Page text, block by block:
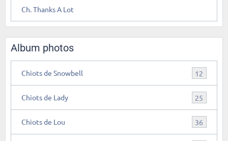
Ch. Thanks A Lot
Album photos
Chiots de Snowbell 12
Chiots de Lady 25
Chiots de Lou 36